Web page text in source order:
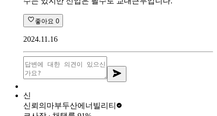
좋아요 0
2024.11.16
신
신뢰의마부두산에너빌리티